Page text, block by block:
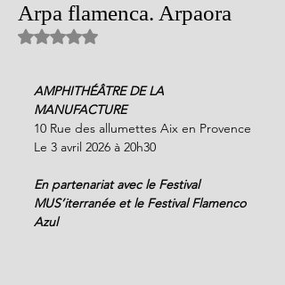
Arpa flamenca. Arpaora
Noté NaN étoiles sur 5.
AMPHITHÉÂTRE DE LA
MANUFACTURE
10 Rue des allumettes Aix en Provence
Le 3 avril 2026 à 20h30
En partenariat avec le Festival
MUS’iterranée et le Festival Flamenco
Azul